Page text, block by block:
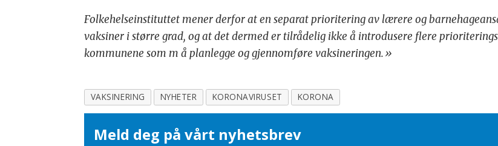
Folkehelseinstituttet mener derfor at en separat prioritering av lærere og
vaksiner i større grad, og at det dermed er tilrådelig ikke å introdusere flere
kommunene som m å planlegge og gjennomføre vaksineringen.»
VAKSINERING NYHETER KORONAVIRUSET KORONA
Meld deg på vårt nyhetsbrev